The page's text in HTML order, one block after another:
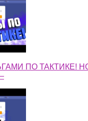
ПО ТАКТИКЕ!